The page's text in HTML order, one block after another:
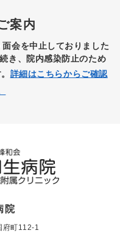
案内
面会を中止しておりました
き、院内感染防止のため
詳細はこちらからご確認
院
府町112-1